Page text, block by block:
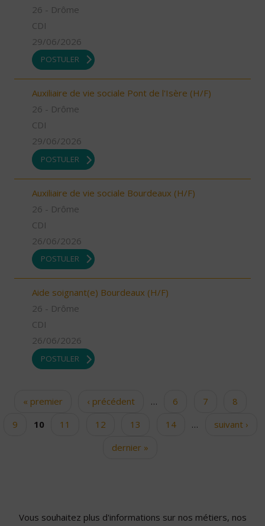
26 - Drôme
CDI
29/06/2026
POSTULER
Auxiliaire de vie sociale Pont de l'Isère (H/F)
26 - Drôme
CDI
29/06/2026
POSTULER
Auxiliaire de vie sociale Bourdeaux (H/F)
26 - Drôme
CDI
26/06/2026
POSTULER
Aide soignant(e) Bourdeaux (H/F)
26 - Drôme
CDI
26/06/2026
POSTULER
Pages« premier ‹ précédent … 6 7
8
9
10 11 12 13 14 …
suivant ›
dernier »
Vous souhaitez plus d'informations sur nos métiers, nos